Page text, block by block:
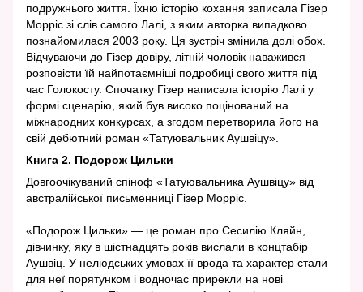
подружнього життя. Їхню історію кохання записала Гізер
Морріс зі слів самого Лалі, з яким авторка випадково
познайомилася 2003 року. Ця зустріч змінила долі обох.
Відчуваючи до Гізер довіру, літній чоловік наважився
розповісти їй найпотаємніші подробиці свого життя під
час Голокосту. Спочатку Гізер написала історію Лалі у
формі сценарію, який був високо поцінований на
міжнародних конкурсах, а згодом перетворила його на
свій дебютний роман «Татуювальник Аушвіцу».
Книга 2. Подорож Цильки
Довгоочікуваний спіноф «Татуювальника Аушвіцу» від
австралійської письменниці Гізер Морріс.
«Подорож Цильки» — це роман про Сесилію Кляйн,
дівчинку, яку в шістнадцять років вислали в концтабір
Аушвіц. У нелюдських умовах її врода та характер стали
для неї порятунком і водночас прирекли на нові